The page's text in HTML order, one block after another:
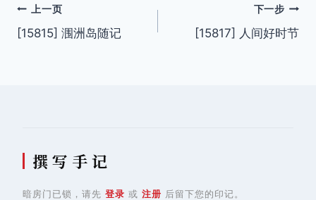
文
章
上一页
[15815] 涠洲岛随记
下一步
[15817] 人间好时节
撰 写 手 记
暗房门已锁，请先 登录 或 注册 后留下您的印记。